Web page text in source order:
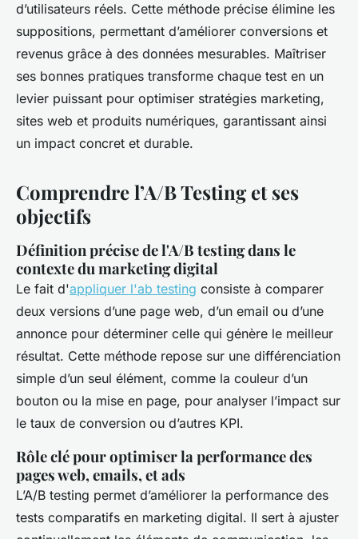
d’utilisateurs réels. Cette méthode précise élimine les
suppositions, permettant d’améliorer conversions et
revenus grâce à des données mesurables. Maîtriser
ses bonnes pratiques transforme chaque test en un
levier puissant pour optimiser stratégies marketing,
sites web et produits numériques, garantissant ainsi
un impact concret et durable.
Comprendre l’A/B Testing et ses
objectifs
Définition précise de l'A/B testing dans le
contexte du marketing digital
Le fait d'appliquer l'ab testing consiste à comparer
deux versions d’une page web, d’un email ou d’une
annonce pour déterminer celle qui génère le meilleur
résultat. Cette méthode repose sur une différenciation
simple d’un seul élément, comme la couleur d’un
bouton ou la mise en page, pour analyser l’impact sur
le taux de conversion ou d’autres KPI.
Rôle clé pour optimiser la performance des
pages web, emails, et ads
L’A/B testing permet d’améliorer la performance des
tests comparatifs en marketing digital. Il sert à ajuster